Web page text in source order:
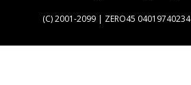
(C) 2001-2099 | ZERO45